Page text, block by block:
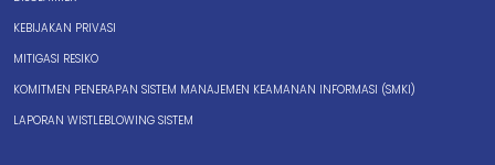
KEBIJAKAN PRIVASI
MITIGASI RESIKO
KOMITMEN PENERAPAN SISTEM MANAJEMEN KEAMANAN INFORMASI (SMKI)
LAPORAN WISTLEBLOWING SISTEM